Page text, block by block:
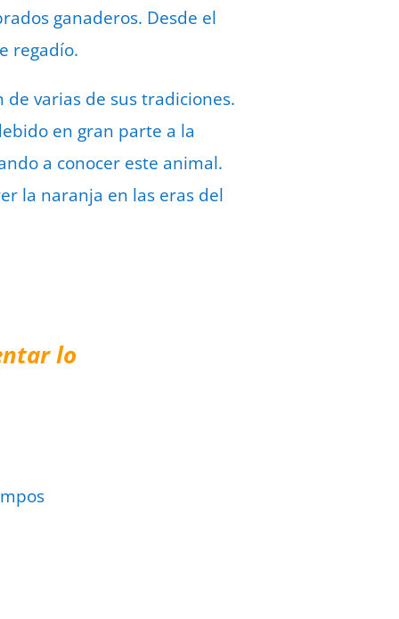
ganaderos. Desde el
regadío.
varias de sus tradiciones.
en gran parte a la
a conocer este animal.
la naranja en las eras del
lo